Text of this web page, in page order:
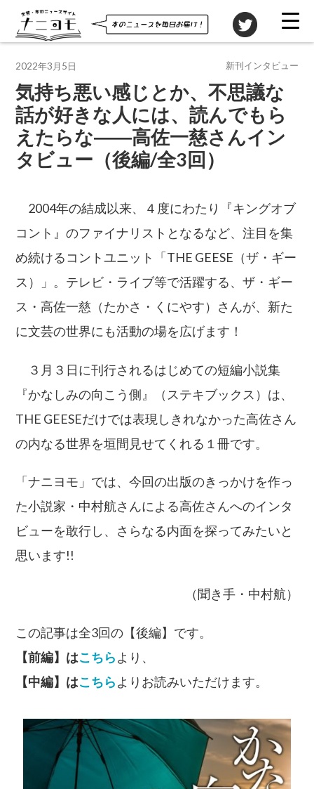
気持ち悪い感じとか、不思議な
話が好きな人には、読んでもら
えたらな――高佐一慈さんイン
タビュー（後編/全3回）
2004年の結成以来、４度にわたり『キングオブ
コント』のファイナリストとなるなど、注目を集
め続けるコントユニット「THE GEESE（ザ・ギー
ス）」。テレビ・ライブ等で活躍する、ザ・ギー
ス・高佐一慈（たかさ・くにやす）さんが、新た
に文芸の世界にも活動の場を広げます！
３月３日に刊行されるはじめての短編小説集
『かなしみの向こう側』（ステキブックス）は、
THE GEESEだけでは表現しきれなかった高佐さん
の内なる世界を垣間見せてくれる１冊です。
「ナニヨモ」では、今回の出版のきっかけを作っ
た小説家・中村航さんによる高佐さんへのインタ
ビューを敢行し、さらなる内面を探ってみたいと
思います!!
（聞き手・中村航）
この記事は全3回の【後編】です。
【前編】はこちらより、
【中編】はこちらよりお読みいただけます。
2022年3月5日 新刊インタビュー